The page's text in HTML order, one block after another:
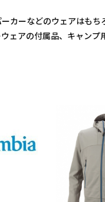
カーなどのウェアはもち
ェアの付属品、キャンプ